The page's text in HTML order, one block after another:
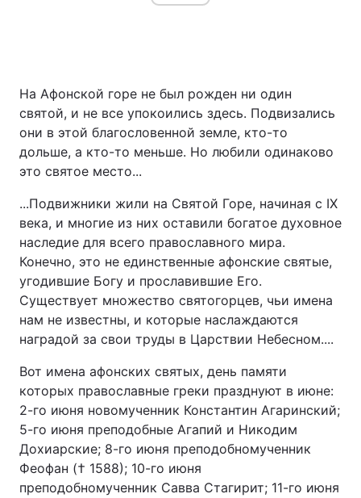
На Афонской горе не был рожден ни один
святой, и не все упокоились здесь. Подвизались
они в этой благословенной земле, кто-то
дольше, а кто-то меньше. Но любили одинаково
это святое место...
...Подвижники жили на Святой Горе, начиная с IX
века, и многие из них оставили богатое духовное
наследие для всего православного мира.
Конечно, это не единственные афонские святые,
угодившие Богу и прославившие Его.
Существует множество святогорцев, чьи имена
нам не известны, и которые наслаждаются
наградой за свои труды в Царствии Небесном....
Вот имена афонских святых, день памяти
которых православные греки празднуют в июне:
2-го июня новомученник Константин Агаринский;
5-го июня преподобные Агапий и Никодим
Дохиарские; 8-го июня преподобномученник
Феофан († 1588); 10-го июня
преподобномученник Савва Стагирит; 11-го июня